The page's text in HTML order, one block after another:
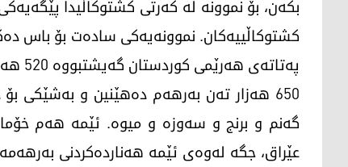
بكەن، بۆ نموونە لە كەرتی كشتوكاڵیدا
كشتوكاڵییەكان. نموونەیەكی سادەت بۆ باس
650 هەزار تەن بەرهەم دەهێنین و بەشێكی
گەنم و برنج و سەوزە و میوە. ئێمە هەم
عێراق، جگە لەوەی ئێمە هەناردەكردنی بەرهەمە